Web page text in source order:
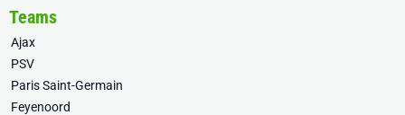
Teams
Ajax
PSV
Paris Saint-Germain
Feyenoord